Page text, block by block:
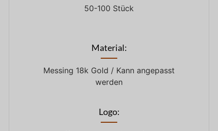
50-100 Stück
Material:
Messing 18k Gold / Kann angepasst
werden
Logo: